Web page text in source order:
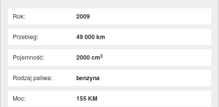
Rok: 2009
Przebieg: 49 000 km
Pojemność: 2000 cm3
Rodzaj paliwa: benzyna
Moc: 155 KM